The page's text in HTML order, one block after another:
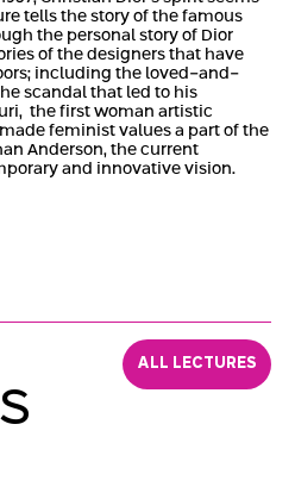
tells the story of the famous
the personal story of Dior
of the designers that have
including the loved-and-
scandal that led to his
the first woman artistic
feminist values a part of the
Anderson, the current
and innovative vision.
ALL LECTURES